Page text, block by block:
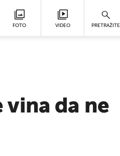
FOTO VIDEO PRETRAŽITE
da ne